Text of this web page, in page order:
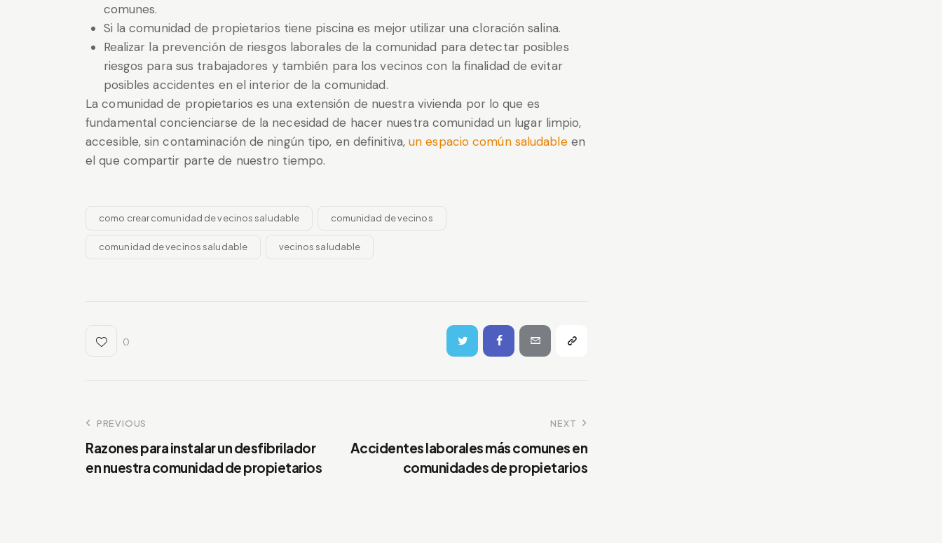
comunes.
Si la comunidad de propietarios tiene piscina es mejor utilizar una cloración salina.
Realizar la prevención de riesgos laborales de la comunidad para detectar posibles
riesgos para sus trabajadores y también para los vecinos con la finalidad de evitar
posibles accidentes en el interior de la comunidad.
La comunidad de propietarios es una extensión de nuestra vivienda por lo que es
fundamental concienciarse de la necesidad de hacer nuestra comunidad un lugar limpio,
accesible, sin contaminación de ningún tipo, en definitiva,un espacio común saludableen
el que compartir parte de nuestro tiempo.
como crear comunidad de vecinos saludable comunidad de vecinos
comunidad de vecinos saludable vecinos saludable
0
Navegación
de
PREVIOUS
Razones para instalar un desfibrilador
en nuestra comunidad de propietarios
NEXT
Accidentes laborales más comunes en
comunidades de propietarios